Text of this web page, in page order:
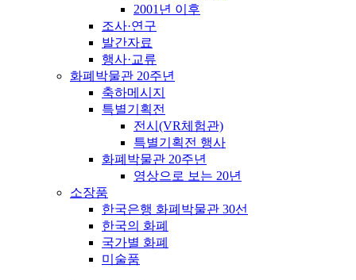
2001년 이후
조사·연구
발간자료
행사·교류
화폐박물관 20주년
축하메시지
특별기획전
전시(VR체험관)
특별기획전 행사
화폐박물관 20주년
영상으로 보는 20년
소장품
한국은행 화폐박물관 30선
한국의 화폐
국가별 화폐
미술품